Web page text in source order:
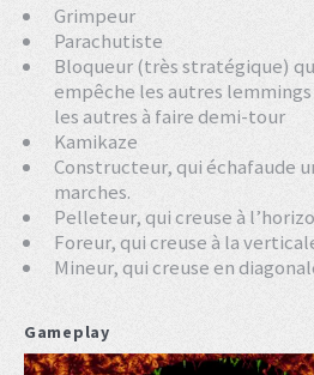
Grimpeur
Parachutiste
Bloqueur (très stratégique)
empêche les autres
les autres à faire demi-tour
Kamikaze
Constructeur, qui échafaude
marches.
Pelleteur, qui creuse à
Foreur, qui creuse à la
Mineur, qui creuse en
Gameplay